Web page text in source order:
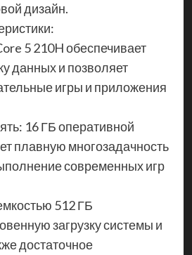
дизайн.
5 210H обеспечивает
данных и позволяет
игры и приложения
16 ГБ оперативной
плавную многозадачность
современных игр
512 ГБ
загрузку системы и
достаточное